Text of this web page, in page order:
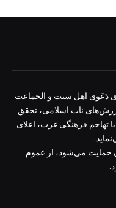
دَعَوی اهل سنت و الجماعت
ناب اسلامی، تحقق
تهاجم فرهنگی غرب، اعلای
حمایت می‌شود، از عموم